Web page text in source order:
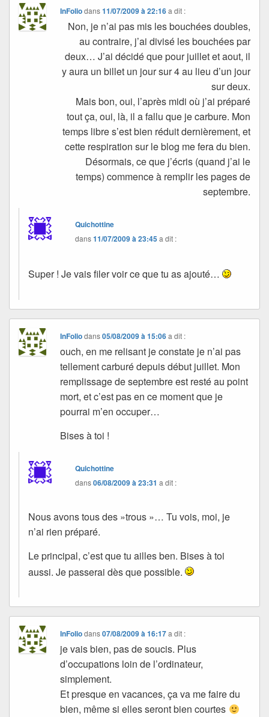
InFoliodans11/07/2009 à 22:16 a dit :
Non, je n’ai pas mis les bouchées doubles,
au contraire, j’ai divisé les bouchées par
deux… J’ai décidé que pour juillet et aout, il
y aura un billet un jour sur 4 au lieu d’un jour
sur deux.
Mais bon, oui, l’après midi où j’ai préparé
tout ça, oui, là, il a fallu que je carbure. Mon
temps libre s’est bien réduit dernièrement, et
cette respiration sur le blog me fera du bien.
Désormais, ce que j’écris (quand j’ai le
temps) commence à remplir les pages de
septembre.
Quichottine
dans11/07/2009 à 23:45a dit :
Super ! Je vais filer voir ce que tu as ajouté…
InFoliodans05/08/2009 à 15:06 a dit :
ouch, en me relisant je constate je n’ai pas
tellement carburé depuis début juillet. Mon
remplissage de septembre est resté au point
mort, et c’est pas en ce moment que je
pourrai m’en occuper…
Bises à toi !
Quichottine
dans06/08/2009 à 23:31 a dit :
Nous avons tous des »trous »… Tu vois, moi, je
n’ai rien préparé.
Le principal, c’est que tu ailles ben. Bises à toi
aussi. Je passerai dès que possible.
InFoliodans07/08/2009 à 16:17 a dit :
je vais bien, pas de soucis. Plus
d’occupations loin de l’ordinateur,
simplement.
Et presque en vacances, ça va me faire du
bien, même si elles seront bien courtes